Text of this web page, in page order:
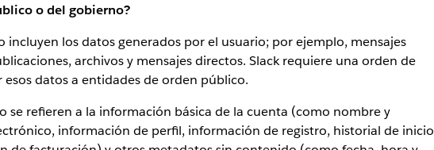
o del gobierno?
incluyen los datos generados por el usuario; por ejemplo, mensajes
archivos y mensajes directos. Slack requiere una orden de
datos a entidades de orden público.
se refieren a la información básica de la cuenta (como nombre y
información de perfil, información de registro, historial de inicio